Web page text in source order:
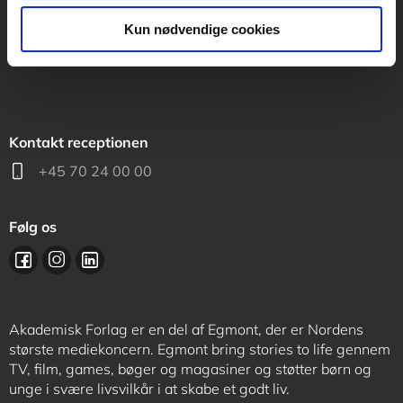
Kun nødvendige cookies
support@akademisk.dk
Kontakt receptionen
+45 70 24 00 00
Følg os
Akademisk Forlag er en del af Egmont, der er Nordens
største mediekoncern. Egmont bring stories to life gennem
TV, film, games, bøger og magasiner og støtter børn og
unge i svære livsvilkår i at skabe et godt liv.